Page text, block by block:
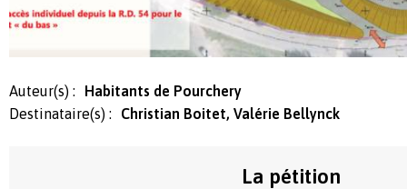
Auteur(s) :
Habitants de Pourchery
Destinataire(s) :
Christian Boitet, Valérie Bellynck
La pétition